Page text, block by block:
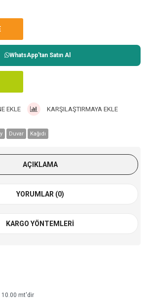
WhatsApp'tan Satın Al
EKLE KARŞILAŞTIRMAYA EKLE
Duvar Kağıdı
AÇIKLAMA
YORUMLAR (0)
KARGO YÖNTEMLERI
10.00 mt'dir